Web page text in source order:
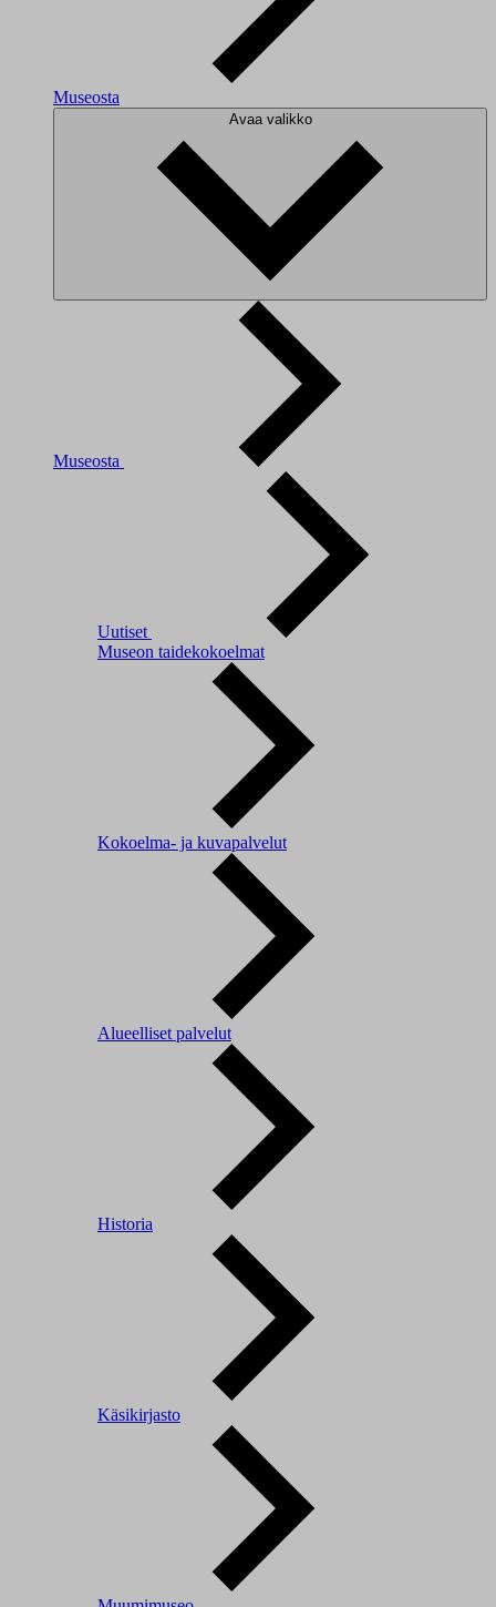
Museosta
Avaa valikko
Museosta
Uutiset
Museon taidekokoelmat
Kokoelma- ja kuvapalvelut
Alueelliset palvelut
Historia
Käsikirjasto